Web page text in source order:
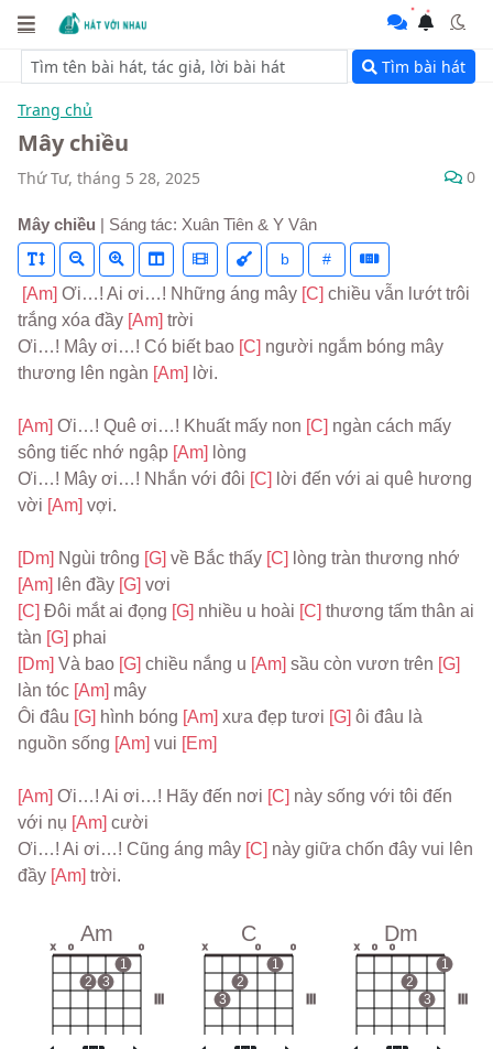
Tìm bài hát
Trang chủ
Mây chiều
Thứ Tư, tháng 5 28, 2025 0
Mây chiều | Sáng tác: Xuân Tiên & Y Vân
b #
[Am] Ơi…! Ai ơi…! Những áng mây [C] chiều vẫn lướt trôi
trắng xóa đầy [Am] trời
Ơi…! Mây ơi…! Có biết bao [C] người ngắm bóng mây
thương lên ngàn [Am] lời.
[Am] Ơi…! Quê ơi…! Khuất mấy non [C] ngàn cách mấy
sông tiếc nhớ ngập [Am] lòng
Ơi…! Mây ơi…! Nhắn với đôi [C] lời đến với ai quê hương
vời [Am] vợi.
[Dm] Ngùi trông [G] về Bắc thấy [C]
[Am] lên đầy [G] vơi
[C] Đôi mắt ai đọng [G] nhiều u hoài [C] thương tấm thân ai
tàn [G] phai
[Dm] Và bao [G] chiều nắng u [Am] sầu còn vươn trên
làn tóc [Am] mây
Ôi đâu [G] hình bóng [Am] xưa đẹp tươi [G] ôi đâu là
nguồn sống [Am] vui [Em]
[Am] Ơi…! Ai ơi…! Hãy đến nơi [C] này sống với tôi đến
với nụ [Am] cười
Ơi…! Ai ơi…! Cũng áng mây [C] này giữa chốn đây vui lên
đầy [Am] trời.
Am
x o
2 3
1
o
C
x
3
2
o
1
o
Dm
x o o
2
3
1